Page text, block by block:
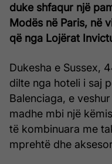
duke shfaqur një
Modës në Paris, në
që nga Lojërat
Dukesha e Sussex,
dilte nga hoteli i saj
Balenciaga, e
madhe mbi një
të kombinuara me
mprehtë dhe